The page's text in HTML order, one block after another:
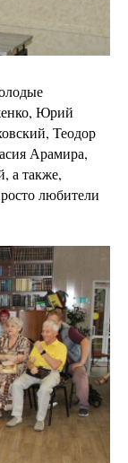
Юрий
Теодор
Арамира,
а также,
любители